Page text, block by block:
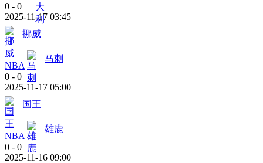
0 - 0
2025-11-17 03:45
挪威
NBA
马刺
0 - 0
2025-11-17 05:00
国王
NBA
雄鹿
0 - 0
2025-11-16 09:00